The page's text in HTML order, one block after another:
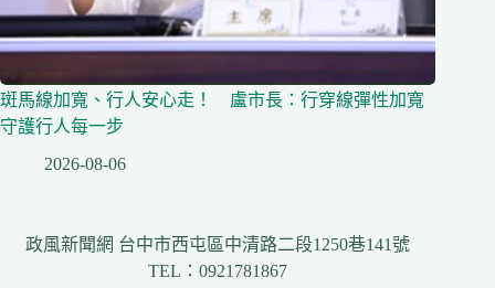
斑馬線加寬、行人安心走！ 盧市長：行穿線彈性加寬
守護行人每一步
2026-08-06
政風新聞網 台中市西屯區中清路二段1250巷141號
TEL：0921781867